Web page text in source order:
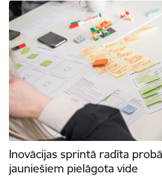
Inovācijas sprintā radīta
jauniešiem pielāgota vide